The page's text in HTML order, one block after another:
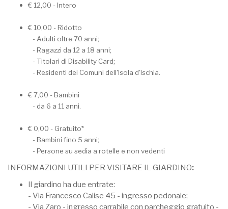
€ 12,00 - Intero
€ 10,00 - Ridotto
- Adulti oltre 70 anni;
- Ragazzi da 12 a 18 anni;
- Titolari di Disability Card;
- Residenti dei Comuni dell'Isola d'Ischia.
€ 7,00 - Bambini
- da 6 a 11 anni.
€ 0,00 - Gratuito*
- Bambini fino 5 anni;
- Persone su sedia a rotelle e non vedenti
INFORMAZIONI UTILI PER VISITARE IL GIARDINO:
Il giardino ha due entrate:
- Via Francesco Calise 45 - ingresso pedonale;
- Via Zaro - ingresso carrabile con parcheggio gratuito -